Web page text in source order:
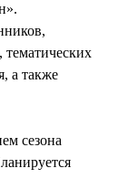
а также
сезона